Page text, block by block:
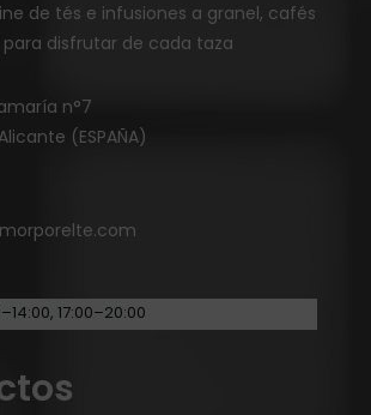
de tés e infusiones a granel, cafés
disfrutar de cada taza
n°7
(ESPAÑA)
17:00–20:00